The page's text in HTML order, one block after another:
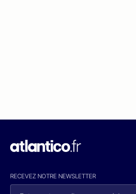
RECEVEZ NOTRE NEWSLETTER